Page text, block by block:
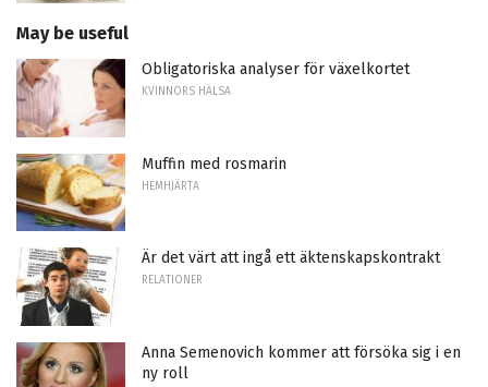
May be useful
Obligatoriska analyser för växelkortet
KVINNORS HÄLSA
Muffin med rosmarin
HEMHJÄRTA
Är det värt att ingå ett äktenskapskontrakt
RELATIONER
Anna Semenovich kommer att försöka sig i en
ny roll